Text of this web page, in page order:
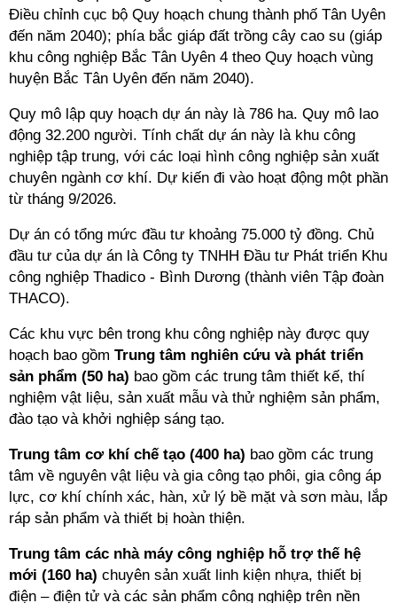
Điều chỉnh cục bộ Quy hoạch chung thành phố Tân Uyên
đến năm 2040); phía bắc giáp đất trồng cây cao su (giáp
khu công nghiệp Bắc Tân Uyên 4 theo Quy hoạch vùng
huyện Bắc Tân Uyên đến năm 2040).
Quy mô lập quy hoạch dự án này là 786 ha. Quy mô lao
động 32.200 người. Tính chất dự án này là khu công
nghiệp tập trung, với các loại hình công nghiệp sản xuất
chuyên ngành cơ khí. Dự kiến đi vào hoạt động một phần
từ tháng 9/2026.
Dự án có tổng mức đầu tư khoảng 75.000 tỷ đồng. Chủ
đầu tư của dự án là Công ty TNHH Đầu tư Phát triển Khu
công nghiệp Thadico - Bình Dương (thành viên Tập đoàn
THACO).
Các khu vực bên trong khu công nghiệp này được quy
hoạch bao gồm Trung tâm nghiên cứu và phát triển
sản phẩm (50 ha) bao gồm các trung tâm thiết kế, thí
nghiệm vật liệu, sản xuất mẫu và thử nghiệm sản phẩm,
đào tạo và khởi nghiệp sáng tạo.
Trung tâm cơ khí chế tạo (400 ha) bao gồm các trung
tâm về nguyên vật liệu và gia công tạo phôi, gia công áp
lực, cơ khí chính xác, hàn, xử lý bề mặt và sơn màu, lắp
ráp sản phẩm và thiết bị hoàn thiện.
Trung tâm các nhà máy công nghiệp hỗ trợ thế hệ
mới (160 ha) chuyên sản xuất linh kiện nhựa, thiết bị
điện – điện tử và các sản phẩm công nghiệp trên nền